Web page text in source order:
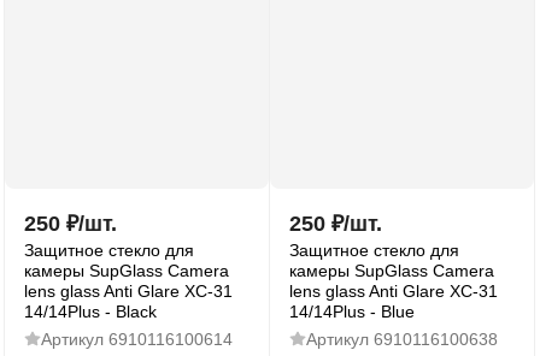
250 ₽/шт.
Защитное стекло для
камеры SupGlass Camera
lens glass Anti Glare XC-31
14/14Plus - Black
Артикул 6910116100614
250 ₽/шт.
Защитное стекло для
камеры SupGlass Camera
lens glass Anti Glare XC-31
14/14Plus - Blue
Артикул 6910116100638